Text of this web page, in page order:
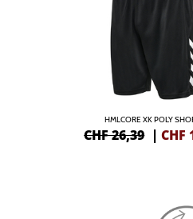
HMLCORE XK POLY
CHF 26,39 |CHF